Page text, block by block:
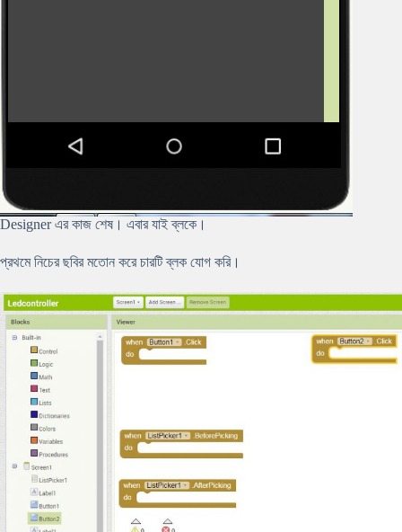
Designer এর কাজ শেষ। এবার যাই ব্লকে।
প্রথমে নিচের ছবির মতোন করে চারটি ব্লক যোগ করি।